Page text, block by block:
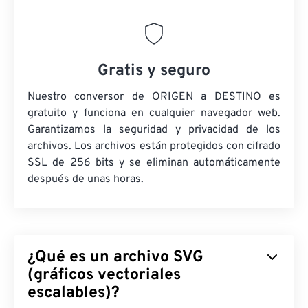
Gratis y seguro
Nuestro conversor de ORIGEN a DESTINO es
gratuito y funciona en cualquier navegador web.
Garantizamos la seguridad y privacidad de los
archivos. Los archivos están protegidos con cifrado
SSL de 256 bits y se eliminan automáticamente
después de unas horas.
¿Qué es un archivo SVG
(gráficos vectoriales
escalables)?